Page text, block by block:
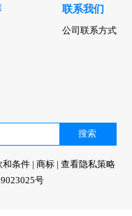
联系我们
公司联系方式
搜索
和条件| 商标| 查看隐私策略
号